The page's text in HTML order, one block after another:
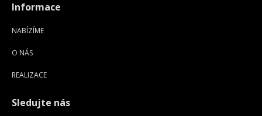
Informace
NABÍZÍME
O NÁS
REALIZACE
Sledujte nás